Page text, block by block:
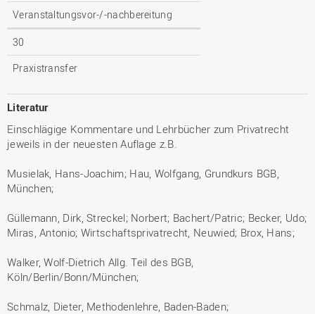
Veranstaltungsvor-/-nachbereitung
30
Praxistransfer
Literatur
Einschlägige Kommentare und Lehrbücher zum Privatrecht
jeweils in der neuesten Auflage z.B.
Musielak, Hans-Joachim; Hau, Wolfgang, Grundkurs BGB,
München;
Güllemann, Dirk, Streckel; Norbert; Bachert/Patric; Becker, Udo;
Miras, Antonio; Wirtschaftsprivatrecht, Neuwied; Brox, Hans;
Walker, Wolf-Dietrich Allg. Teil des BGB,
Köln/Berlin/Bonn/München;
Schmalz, Dieter, Methodenlehre, Baden-Baden;